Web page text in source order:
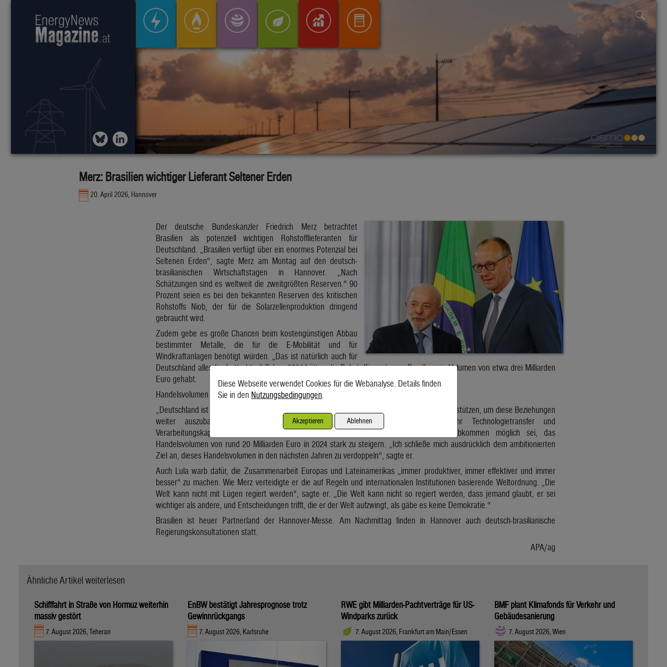
Merz: Brasilien wichtiger Lieferant Seltener Erden
20. April 2026, Hannover
Der deutsche Bundeskanzler Friedrich Merz betrachtet
Brasilien als potenziell wichtigen Rohstofflieferanten für
Deutschland. „Brasilien verfügt über ein enormes Potenzial bei
Seltenen Erden“, sagte Merz am Montag auf den deutsch-
brasilianischen Wirtschaftstagen in Hannover. „Nach
Schätzungen sind es weltweit die zweitgrößten Reserven.“ 90
Prozent seien es bei den bekannten Reserven des kritischen
Rohstoffs Niob, der für die Solarzellenproduktion dringend
gebraucht wird.
Zudem gebe es große Chancen beim kostengünstigen Abbau
bestimmter Metalle, die für die E-Mobilität und für
Windkraftanlagen benötigt würden. „Das ist natürlich auch für
Deutschland alles hochattraktiv.“ Schon 2024 hätten die Rohstoffimporte aus Brasilien ein Volumen von etwa drei Milliarden
Euro gehabt.
Handelsvolumen soll durch Mercosur-Abkommen stark steigen
„Deutschland ist dazu bereit, Brasilien mit technologischem Know-how und Expertise zu unterstützen, um diese Beziehungen
weiter auszubauen“, sagte Merz auf die brasilianische Forderung nach mehr Technologietransfer und
Verarbeitungskapazitäten. Merz betonte, dass es mit dem EU-Mercosur-Freihandelsabkommen möglich sei, das
Handelsvolumen von rund 20 Milliarden Euro in 2024 stark zu steigern. „Ich schließe mich ausdrücklich dem ambitionierten
Ziel an, dieses Handelsvolumen in den nächsten Jahren zu verdoppeln“, sagte er.
Auch Lula warb dafür, die Zusammenarbeit Europas und Lateinamerikas „immer produktiver, immer effektiver und immer
besser“ zu machen. Wie Merz verteidigte er die auf Regeln und internationalen Institutionen basierende Weltordnung. „Die
Welt kann nicht mit Lügen regiert werden“, sagte er. „Die Welt kann nicht so regiert werden, dass jemand glaubt, er sei
wichtiger als andere, und Entscheidungen trifft, die er der Welt aufzwingt, als gäbe es keine Demokratie.“
Brasilien ist heuer Partnerland der Hannover-Messe. Am Nachmittag finden in Hannover auch deutsch-brasilianische
Regierungskonsultationen statt.
APA/ag
Ähnliche Artikel weiterlesen
Schifffahrt in Straße von Hormuz weiterhin
massiv gestört
7. August 2026, Teheran
EnBW bestätigt Jahresprognose trotz
Gewinnrückgangs
7. August 2026, Karlsruhe
RWE gibt Milliarden-Pachtverträge für US-
Windparks zurück
7. August 2026, Frankfurt am Main/Essen
BMF plant Klimafonds für Verkehr und
Gebäudesanierung
7. August 2026, Wien
Diese Webseite verwendet Cookies für die Webanalyse. Details finden
Sie in den Nutzungsbedingungen.
Akzeptieren Ablehnen